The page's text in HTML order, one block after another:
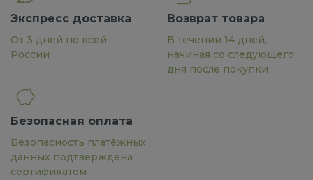
Экспресс доставка
От 3 дней по всей
России
Возврат товара
В течении 14 дней,
начиная со следующего
дня после покупки
Безопасная оплата
Безопасность платёжных
данных подтверждена
сертификатом